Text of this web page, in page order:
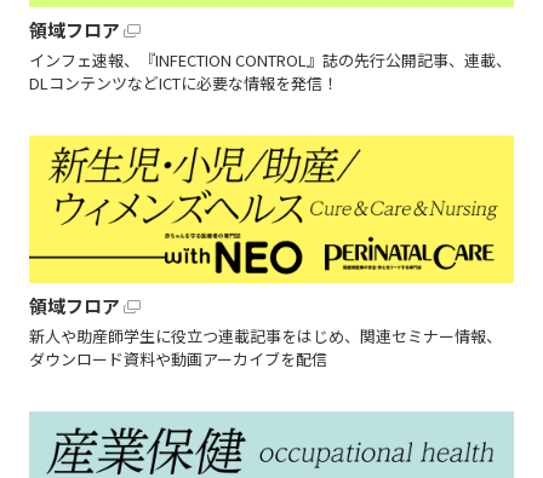
領域フロア
インフェ速報、『INFECTION CONTROL』誌の先行公開記事、連載、
DLコンテンツなどICTに必要な情報を発信！
領域フロア
新人や助産師学生に役立つ連載記事をはじめ、関連セミナー情報、
ダウンロード資料や動画アーカイブを配信